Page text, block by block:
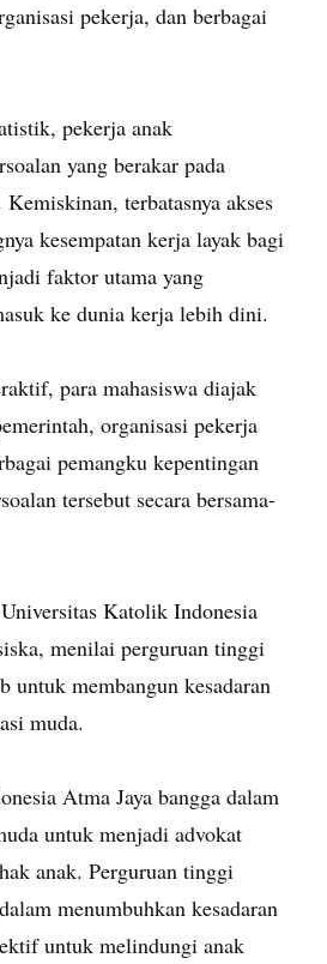
pekerja, dan berbagai
pekerja anak
yang berakar pada
terbatasnya akses
kesempatan kerja layak bagi
faktor utama yang
ke dunia kerja lebih dini.
para mahasiswa diajak
organisasi pekerja
pemangku kepentingan
tersebut secara bersama-
Katolik Indonesia
menilai perguruan tinggi
untuk membangun kesadaran
muda.
Atma Jaya bangga dalam
untuk menjadi advokat
anak. Perguruan tinggi
menumbuhkan kesadaran
untuk melindungi anak